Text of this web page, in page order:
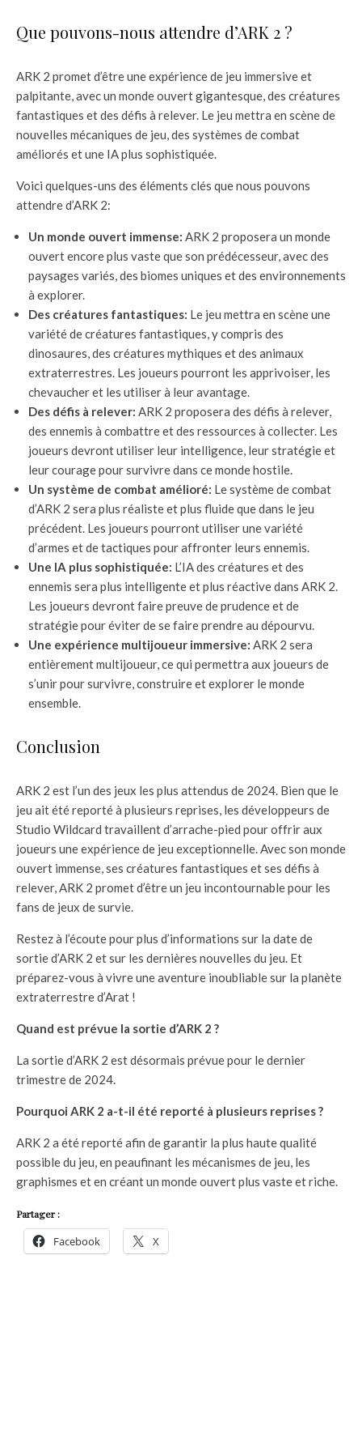
Que pouvons-nous attendre d’ARK 2 ?
ARK 2 promet d’être une expérience de jeu immersive et
palpitante, avec un monde ouvert gigantesque, des créatures
fantastiques et des défis à relever. Le jeu mettra en scène de
nouvelles mécaniques de jeu, des systèmes de combat
améliorés et une IA plus sophistiquée.
Voici quelques-uns des éléments clés que nous pouvons
attendre d’ARK 2:
Un monde ouvert immense: ARK 2 proposera un monde
ouvert encore plus vaste que son prédécesseur, avec des
paysages variés, des biomes uniques et des environnements
à explorer.
Des créatures fantastiques: Le jeu mettra en scène une
variété de créatures fantastiques, y compris des
dinosaures, des créatures mythiques et des animaux
extraterrestres. Les joueurs pourront les apprivoiser, les
chevaucher et les utiliser à leur avantage.
Des défis à relever: ARK 2 proposera des défis à relever,
des ennemis à combattre et des ressources à collecter. Les
joueurs devront utiliser leur intelligence, leur stratégie et
leur courage pour survivre dans ce monde hostile.
Un système de combat amélioré: Le système de combat
d’ARK 2 sera plus réaliste et plus fluide que dans le jeu
précédent. Les joueurs pourront utiliser une variété
d’armes et de tactiques pour affronter leurs ennemis.
Une IA plus sophistiquée: L’IA des créatures et des
ennemis sera plus intelligente et plus réactive dans ARK 2.
Les joueurs devront faire preuve de prudence et de
stratégie pour éviter de se faire prendre au dépourvu.
Une expérience multijoueur immersive: ARK 2 sera
entièrement multijoueur, ce qui permettra aux joueurs de
s’unir pour survivre, construire et explorer le monde
ensemble.
Conclusion
ARK 2 est l’un des jeux les plus attendus de 2024. Bien que le
jeu ait été reporté à plusieurs reprises, les développeurs de
Studio Wildcard travaillent d’arrache-pied pour offrir aux
joueurs une expérience de jeu exceptionnelle. Avec son monde
ouvert immense, ses créatures fantastiques et ses défis à
relever, ARK 2 promet d’être un jeu incontournable pour les
fans de jeux de survie.
Restez à l’écoute pour plus d’informations sur la date de
sortie d’ARK 2 et sur les dernières nouvelles du jeu. Et
préparez-vous à vivre une aventure inoubliable sur la planète
extraterrestre d’Arat !
Quand est prévue la sortie d’ARK 2 ?
La sortie d’ARK 2 est désormais prévue pour le dernier
trimestre de 2024.
Pourquoi ARK 2 a-t-il été reporté à plusieurs reprises ?
ARK 2 a été reporté afin de garantir la plus haute qualité
possible du jeu, en peaufinant les mécanismes de jeu, les
graphismes et en créant un monde ouvert plus vaste et riche.
Partager :
Facebook X